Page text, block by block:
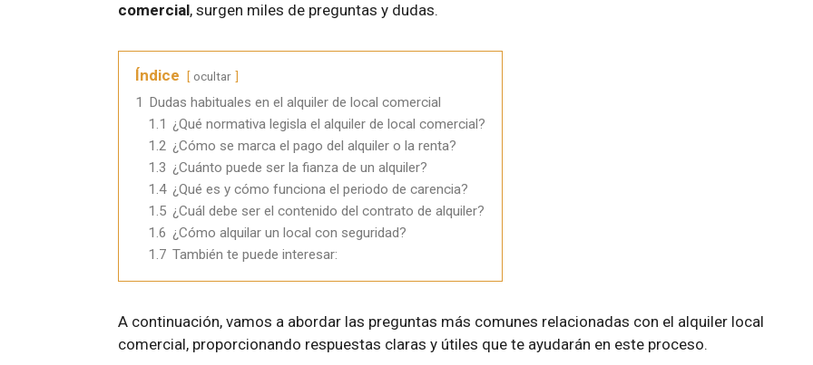
comercial, surgen miles de preguntas y dudas.
Índice ocultar
1 Dudas habituales en el alquiler de local comercial
1.1 ¿Qué normativa legisla el alquiler de local comercial?
1.2 ¿Cómo se marca el pago del alquiler o la renta?
1.3 ¿Cuánto puede ser la fianza de un alquiler?
1.4 ¿Qué es y cómo funciona el periodo de carencia?
1.5 ¿Cuál debe ser el contenido del contrato de alquiler?
1.6 ¿Cómo alquilar un local con seguridad?
1.7 También te puede interesar:
A continuación, vamos a abordar las preguntas más comunes relacionadas con el alquiler local
comercial, proporcionando respuestas claras y útiles que te ayudarán en este proceso.